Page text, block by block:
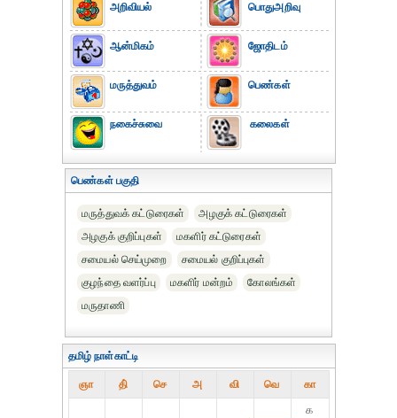
அறிவியல்
ஆன்மிகம்
மருத்துவம்
நகைச்சுவை
பொதுஅறிவு
ஜோதிடம்
பெண்கள்
கலைகள்
பெண்கள் பகுதி
மருத்துவக் கட்டுரைகள்
அழகுக் கட்டுரைகள்
அழகுக் குறிப்புகள்
மகளிர் கட்டுரைகள்
சமையல் செய்முறை
சமையல் குறிப்புகள்
குழந்தை வளர்ப்பு
மகளிர் மன்றம்
கோலங்கள்
மருதாணி
தமிழ் நாள்காட்டி
ஞா தி் செ அ வி வெ கா
௧